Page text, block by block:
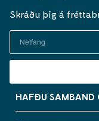
Skráðu þig á
HAFÐU SAMBAND